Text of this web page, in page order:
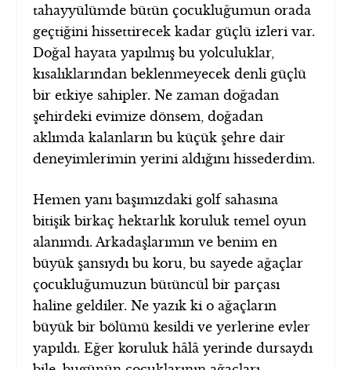
tahayyülümde bütün çocukluğumun orada
geçtiğini hissettirecek kadar güçlü izleri var.
Doğal hayata yapılmış bu yolculuklar,
kısalıklarından beklenmeyecek denli güçlü
bir etkiye sahipler. Ne zaman doğadan
şehirdeki evimize dönsem, doğadan
aklımda kalanların bu küçük şehre dair
deneyimlerimin yerini aldığını hissederdim.
Hemen yanı başımızdaki golf sahasına
bitişik birkaç hektarlık koruluk temel oyun
alanımdı. Arkadaşlarımın ve benim en
büyük şansıydı bu koru, bu sayede ağaçlar
çocukluğumuzun bütüncül bir parçası
haline geldiler. Ne yazık ki o ağaçların
büyük bir bölümü kesildi ve yerlerine evler
yapıldı. Eğer koruluk hâlâ yerinde dursaydı